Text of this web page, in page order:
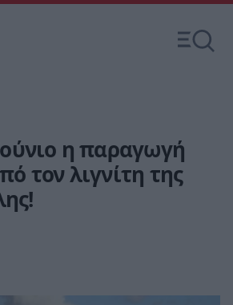
η παραγωγή
τον λιγνίτη της